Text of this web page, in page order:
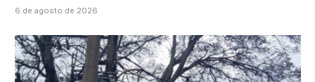
6 de agosto de 2026